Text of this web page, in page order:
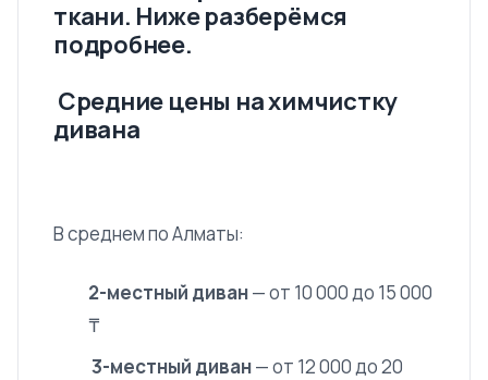
ткани. Ниже разберёмся
подробнее.
Средние цены на химчистку
дивана
В среднем по Алматы:
2-местный диван— от 10 000 до 15 000
₸
3-местный диван— от 12 000 до 20